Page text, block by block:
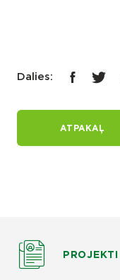
Dalies:
ATPAKAĻ
PROJEKTI